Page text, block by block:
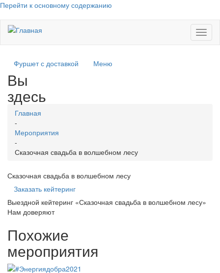
Перейти к основному содержанию
Фуршет с доставкой Меню
Вы
здесь
Главная
-
Мероприятия
-
Сказочная свадьба в волшебном лесу
Сказочная свадьба в волшебном лесу
Заказать кейтеринг
Выездной кейтеринг «Сказочная свадьба в волшебном лесу»
Нам доверяют
Похожие
мероприятия